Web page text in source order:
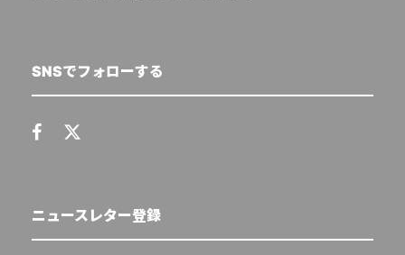
SNSでフォローする
ニュースレター登録